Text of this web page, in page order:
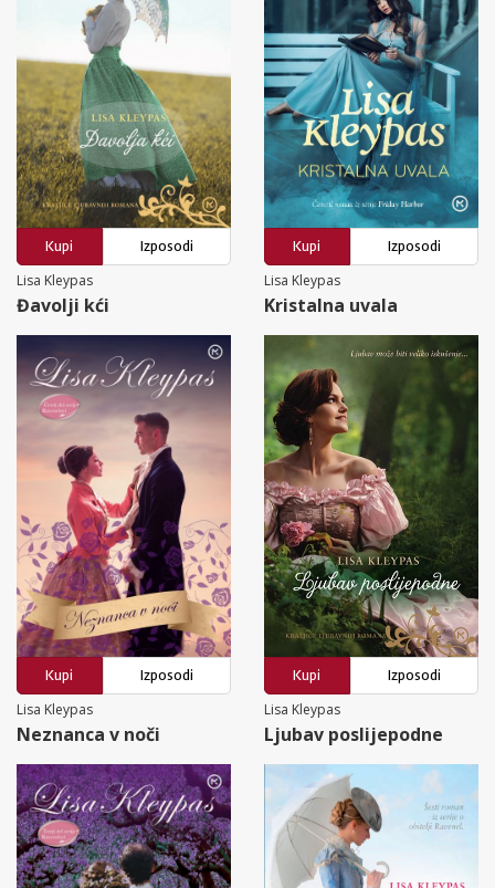
Kupi
Izposodi
Lisa Kleypas
Đavolji kći
Kupi
Izposodi
Lisa Kleypas
Kristalna uvala
Kupi
Izposodi
Lisa Kleypas
Neznanca v noči
Kupi
Izposodi
Lisa Kleypas
Ljubav poslijepodne